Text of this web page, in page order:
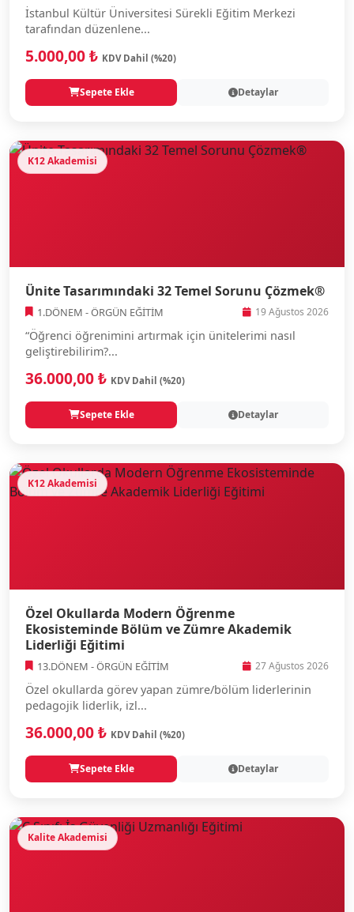
İstanbul Kültür Üniversitesi Sürekli Eğitim Merkezi
tarafından düzenlene...
5.000,00 ₺ KDV Dahil (%20)
Sepete Ekle Detaylar
K12 Akademisi
Ünite Tasarımındaki 32 Temel Sorunu Çözmek®
1.DÖNEM - ÖRGÜN EĞİTİM 19 Ağustos 2026
“Öğrenci öğrenimini artırmak için ünitelerimi nasıl
geliştirebilirim?...
36.000,00 ₺ KDV Dahil (%20)
Sepete Ekle Detaylar
K12 Akademisi
Özel Okullarda Modern Öğrenme
Ekosisteminde Bölüm ve Zümre Akademik
Liderliği Eğitimi
13.DÖNEM - ÖRGÜN EĞİTİM 27 Ağustos 2026
Özel okullarda görev yapan zümre/bölüm liderlerinin
pedagojik liderlik, izl...
36.000,00 ₺ KDV Dahil (%20)
Sepete Ekle Detaylar
Kalite Akademisi